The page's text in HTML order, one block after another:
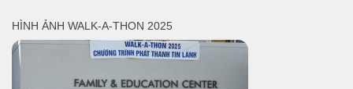
HÌNH ẢNH WALK-A-THON 2025